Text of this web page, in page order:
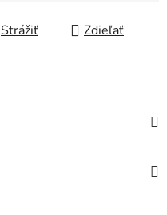
Strážiť Zdieľať